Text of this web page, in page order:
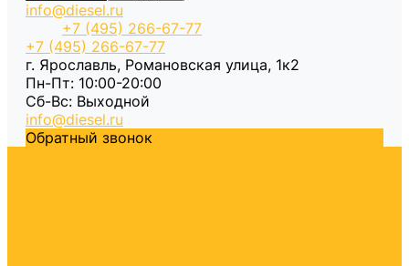
info@diesel.ru
+7 (495) 266-67-77
+7 (495) 266-67-77
г. Ярославль, Романовская улица, 1к2
Пн-Пт: 10:00-20:00
Cб-Вс: Выходной
info@diesel.ru
Обратный звонок